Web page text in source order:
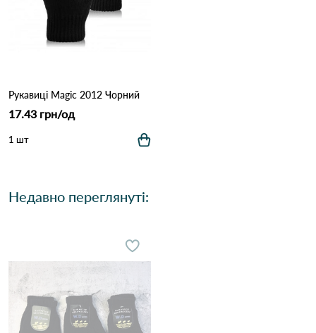
Рукавиці Magic 2012 Чорний
17.43 грн/од
1 шт
Недавно переглянуті: